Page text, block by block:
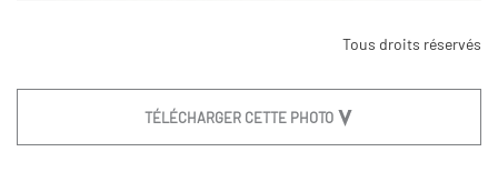
Tous droits réservés
TÉLÉCHARGER CETTE PHOTO